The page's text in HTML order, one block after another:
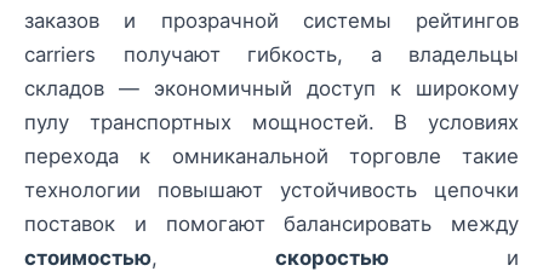
заказов и прозрачной системы рейтингов
carriers получают гибкость, а владельцы
складов — экономичный доступ к широкому
пулу транспортных мощностей. В условиях
перехода к омниканальной торговле такие
технологии повышают устойчивость цепочки
поставок и помогают балансировать между
стоимостью, скоростью и